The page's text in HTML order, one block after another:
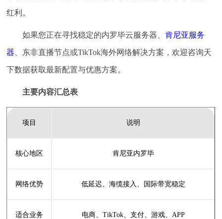
红利。
如果您正在寻找稳定的内罗毕云服务器、肯尼亚服务
器 、东非直播节点或TikTok海外网络解决方案，欢迎咨询天
下数据获取最新配置与优惠方案。
主要内容汇总表
项目 说明
核心地区 肯尼亚内罗毕
网络优势 低延迟、海缆接入、国际带宽稳定
适合业务 电商、TikTok、支付、游戏、APP